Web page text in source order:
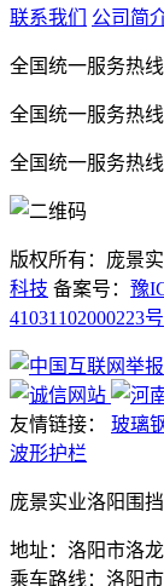
联系我们
公司简
全国统一服务热线
全国统一服务热线
全国统一服务热线
版权所有：庞景
科技 备案号： 豫
41031102000223号
友情链接： 玻璃
波形护栏
庞景实业洛阳围
地址：洛阳市洛
乘车路线：洛阳